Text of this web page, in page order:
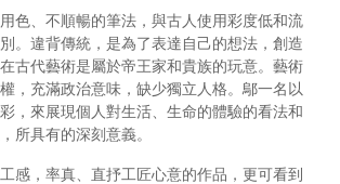
色、不順暢的筆法，與古人使用彩度低和流
。違背傳統，是為了表達自己的想法，創造
古代藝術是屬於帝王家和貴族的玩意。藝術
，充滿政治意味，缺少獨立人格。鄔一名以
，來展現個人對生活、生命的體驗的看法和
所具有的深刻意義。
感，率真、直抒工匠心意的作品，更可看到